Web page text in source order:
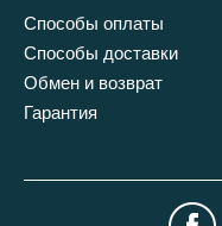
Способы оплаты
Способы доставки
Обмен и возврат
Гарантия